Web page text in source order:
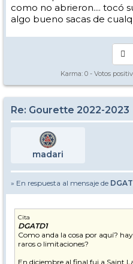
como no abrieron.... tocó
algo bueno sacas de
Karma: 0 - Votos
Re: Gourette 2022-2023
madari
» En respuesta al mensaje de
Cita
DGATD1
Como anda la cosa por aquí?
raros o limitaciones?
En diciembre al final fui a Saint